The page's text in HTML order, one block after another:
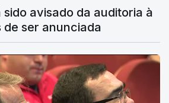
avisado da auditoria à
ser anunciada